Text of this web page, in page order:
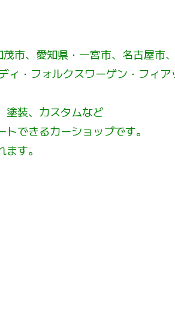
市、愛知県・一宮市、名古屋市
ィ・フォルクスワーゲン・フィ
塗装、カスタムなど
できるカーショップです。
す。